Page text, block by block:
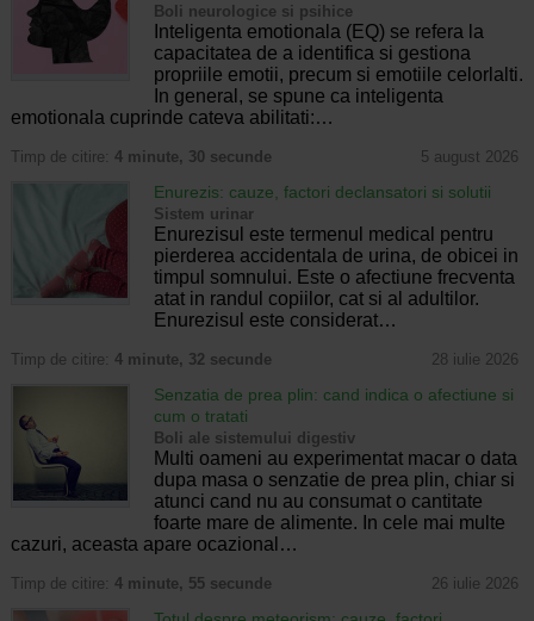
Boli neurologice si psihice
Inteligenta emotionala (EQ) se refera la
capacitatea de a identifica si gestiona
propriile emotii, precum si emotiile celorlalti.
In general, se spune ca inteligenta
emotionala cuprinde cateva abilitati:…
Timp de citire: 4 minute, 30 secunde 5 august 2026
Enurezis: cauze, factori declansatori si solutii
Sistem urinar
Enurezisul este termenul medical pentru
pierderea accidentala de urina, de obicei in
timpul somnului. Este o afectiune frecventa
atat in randul copiilor, cat si al adultilor.
Enurezisul este considerat…
Timp de citire: 4 minute, 32 secunde 28 iulie 2026
Senzatia de prea plin: cand indica o afectiune si
cum o tratati
Boli ale sistemului digestiv
Multi oameni au experimentat macar o data
dupa masa o senzatie de prea plin, chiar si
atunci cand nu au consumat o cantitate
foarte mare de alimente. In cele mai multe
cazuri, aceasta apare ocazional…
Timp de citire: 4 minute, 55 secunde 26 iulie 2026